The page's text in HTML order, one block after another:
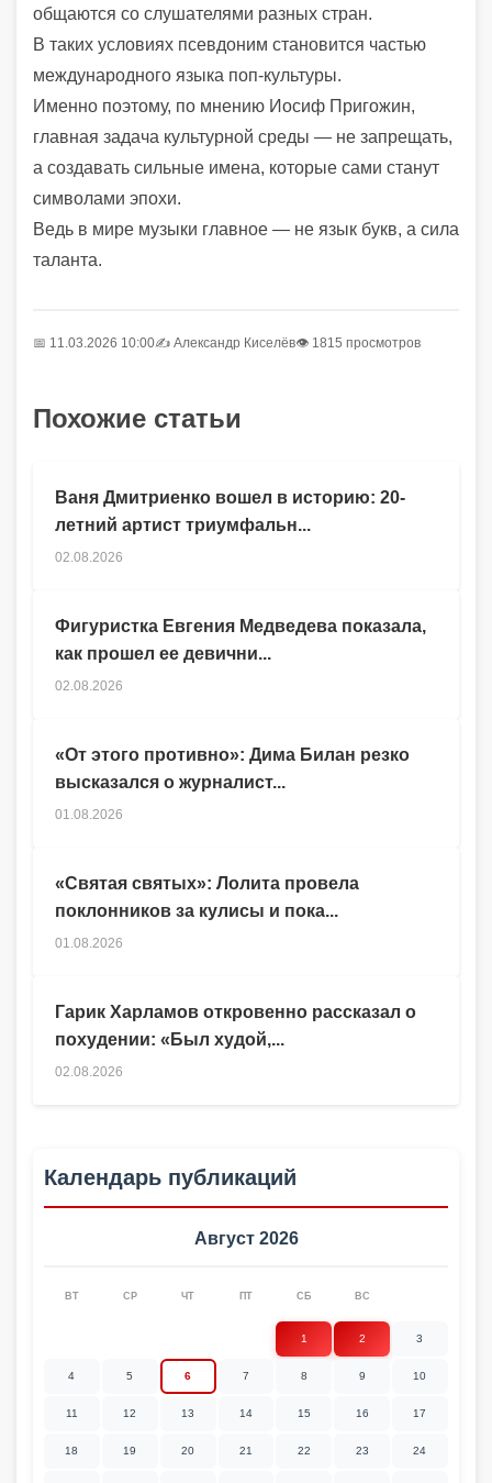
общаются со слушателями разных стран.
В таких условиях псевдоним становится частью
международного языка поп-культуры.
Именно поэтому, по мнению Иосиф Пригожин,
главная задача культурной среды — не запрещать,
а создавать сильные имена, которые сами станут
символами эпохи.
Ведь в мире музыки главное — не язык букв, а сила
таланта.
📅 11.03.2026 10:00✍️ Александр Киселёв👁 1815 просмотров
Похожие статьи
Гарик Харламов откровенно рассказал о
похудении: «Был худой,...
02.08.2026
Ваня Дмитриенко вошел в историю: 20-
летний артист триумфальн...
02.08.2026
Фигуристка Евгения Медведева показала,
как прошел ее девични...
02.08.2026
«От этого противно»: Дима Билан резко
высказался о журналист...
01.08.2026
«Святая святых»: Лолита провела
поклонников за кулисы и пока...
01.08.2026
Календарь публикаций
Август 2026
ВТ СР ЧТ ПТ СБ ВС
1 2 3
4 5 6 7 8 9 10
11 12 13 14 15 16 17
18 19 20 21 22 23 24